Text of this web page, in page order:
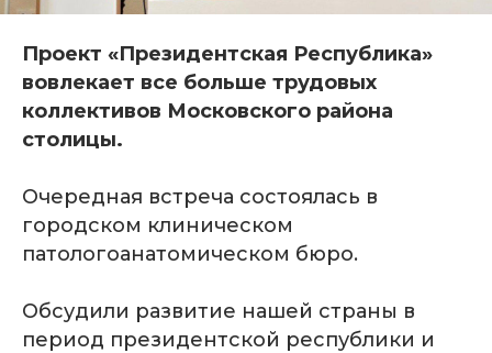
Проект «Президентская Республика»
вовлекает все больше трудовых
коллективов Московского района
столицы.
Очередная встреча состоялась в
городском клиническом
патологоанатомическом бюро.
Обсудили развитие нашей страны в
период президентской республики и